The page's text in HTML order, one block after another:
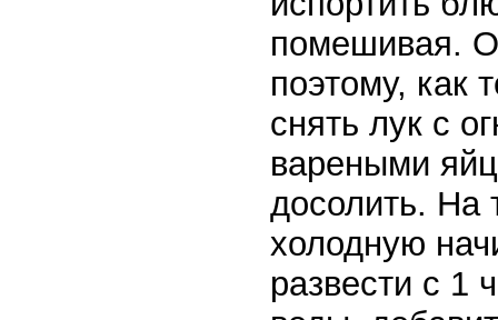
помешивая.
поэтому, как
снять лук с
вареными
досолить. На
холодную
развести с 1